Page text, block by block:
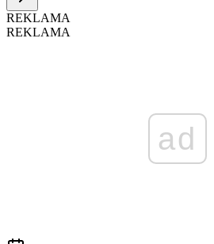
REKLAMA
REKLAMA
ad